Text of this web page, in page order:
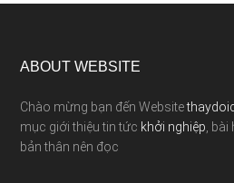
ABOUT WEBSITE
Chào mừng bạn đến Website
mục giới thiệu tin tức khởi nghiệp ,
bản thân nên đọc